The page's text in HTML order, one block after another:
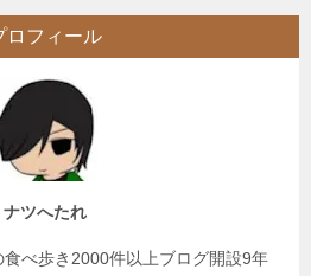
ロフィール
ナツへたれ
べ歩き2000件以上ブログ開設9年